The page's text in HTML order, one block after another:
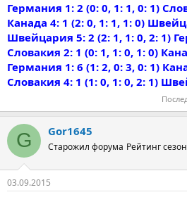
Германия 1: 2 (0: 0, 1: 1, 0: 1)
Канада 4: 1 (2: 0, 1: 1, 1: 0)
Швейцария 5: 2 (2: 1, 1: 0, 2: 1)
Словакия 2: 1 (0: 1, 1: 0, 1: 0)
Германия 1: 6 (1: 2, 0: 3, 0: 1)
Словакия 4: 1 (1: 0, 1: 0, 2: 1)
G Gor1645
Старожил форума Рейтинг
03.09.2015